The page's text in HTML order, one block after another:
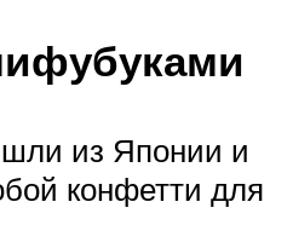
из Японии и
конфетти для